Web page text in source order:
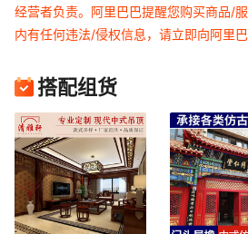
经营者负责。阿里巴巴提醒您购买商品/
内有任何违法/侵权信息，请立即向阿里
搭配组货